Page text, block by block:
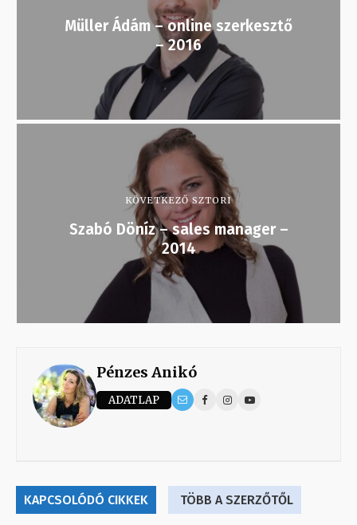
Müller Ádám – online szerkesztő
– 2016
KÖVETKEZŐ SZTORI
Szabó Döníz – sales manager –
2014
Pénzes Anikó
ADATLAP
KAPCSOLÓDÓ CIKKEK TÖBB A SZERZŐTŐL